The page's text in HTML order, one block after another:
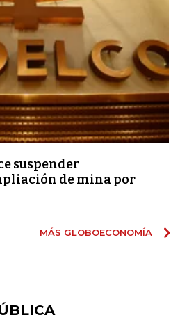
suspender
de mina por
MÁS GLOBOECONOMÍA